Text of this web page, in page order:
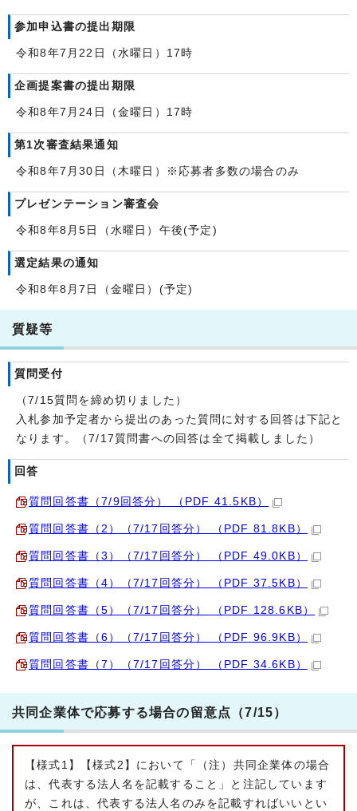
参加申込書の提出期限
令和8年7月22日（水曜日）17時
企画提案書の提出期限
令和8年7月24日（金曜日）17時
第1次審査結果通知
令和8年7月30日（木曜日）※応募者多数の場合のみ
プレゼンテーション審査会
令和8年8月5日（水曜日）午後(予定)
選定結果の通知
令和8年8月7日（金曜日）(予定)
質疑等
質問受付
（7/15質問を締め切りました）
入札参加予定者から提出のあった質問に対する回答は下記と
なります。（7/17質問書への回答は全て掲載しました）
回答
質問回答書（7/9回答分） （PDF 41.5KB）
質問回答書（2）（7/17回答分） （PDF 81.8KB）
質問回答書（3）（7/17回答分） （PDF 49.0KB）
質問回答書（4）（7/17回答分） （PDF 37.5KB）
質問回答書（5）（7/17回答分） （PDF 128.6KB）
質問回答書（6）（7/17回答分） （PDF 96.9KB）
質問回答書（7）（7/17回答分） （PDF 34.6KB）
共同企業体で応募する場合の留意点（7/15）
【様式1】【様式2】において「（注）共同企業体の場合
は、代表する法人名を記載すること」と注記しています
が、これは、代表する法人名のみを記載すればいいとい